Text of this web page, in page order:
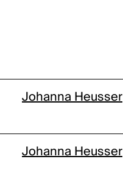
Johanna Heusser
Johanna Heusser